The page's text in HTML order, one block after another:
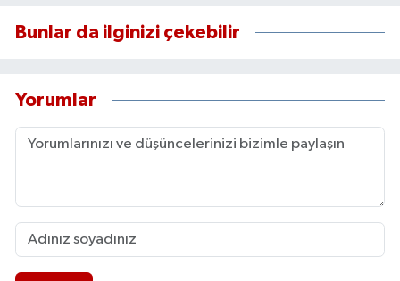
Bunlar da ilginizi çekebilir
Yorumlar